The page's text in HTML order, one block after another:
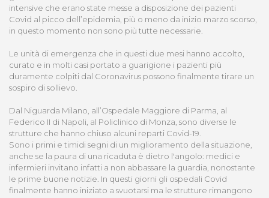
intensive che erano state messe a disposizione dei pazienti
Covid al picco dell’epidemia, più o meno da inizio marzo scorso,
in questo momento non sono più tutte necessarie.
Le unità di emergenza che in questi due mesi hanno accolto,
curato e in molti casi portato a guarigione i pazienti più
duramente colpiti dal Coronavirus possono finalmente tirare un
sospiro di sollievo.
Dal Niguarda Milano, all’Ospedale Maggiore di Parma, al
Federico II di Napoli, al Policlinico di Monza, sono diverse le
strutture che hanno chiuso alcuni reparti Covid-19.
Sono i primi e timidi segni di un miglioramento della situazione,
anche se la paura di una ricaduta è dietro l'angolo: medici e
infermieri invitano infatti a non abbassare la guardia, nonostante
le prime buone notizie. In questi giorni gli ospedali Covid
finalmente hanno iniziato a svuotarsi ma le strutture rimangono